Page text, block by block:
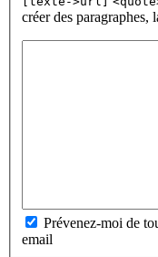
créer des paragraphes,
Prévenez-moi de
email